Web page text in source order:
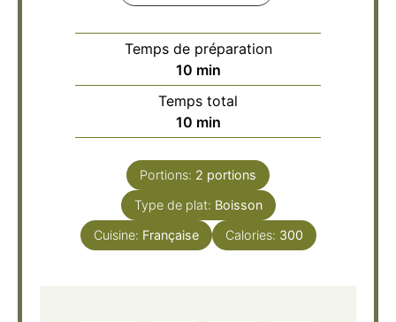
Temps de préparation
10minutes
min
Temps total
10minutes
min
Portions: 2 portions
Type de plat: Boisson
Cuisine: Française Calories: 300